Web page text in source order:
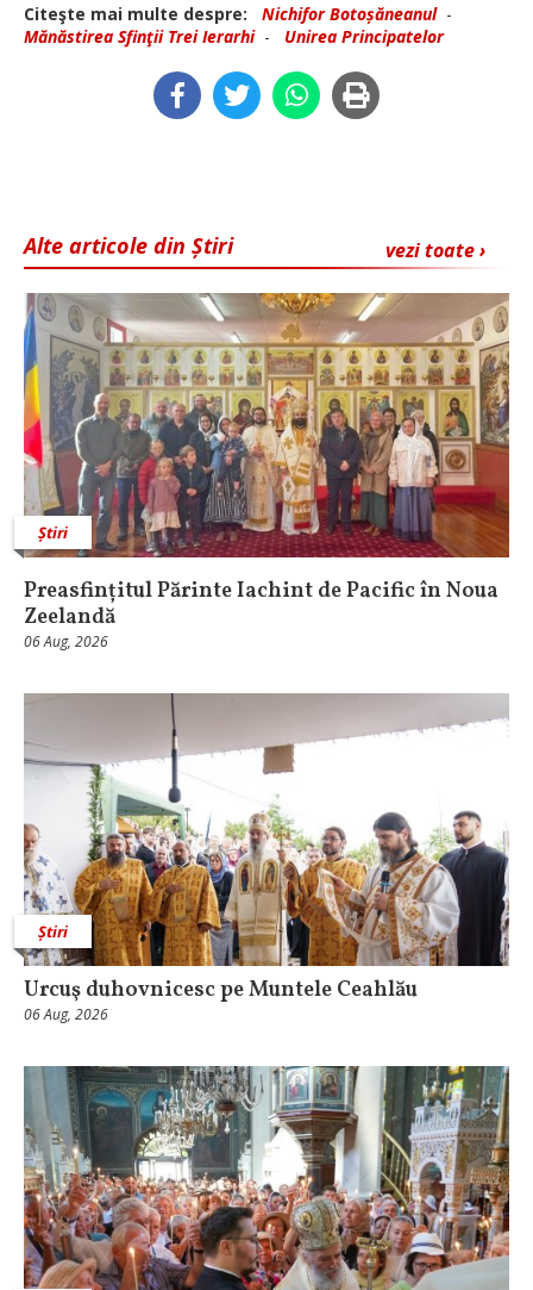
Citeşte mai multe despre: Nichifor Botoșăneanul-
Mănăstirea Sfinţii Trei Ierarhi- Unirea Principatelor
vezi toate ›
Alte articole din Știri
Știri
Preasfințitul Părinte Iachint de Pacific în Noua
Zeelandă
06 Aug, 2026
Știri
Urcuş duhovnicesc pe Muntele Ceahlău
06 Aug, 2026